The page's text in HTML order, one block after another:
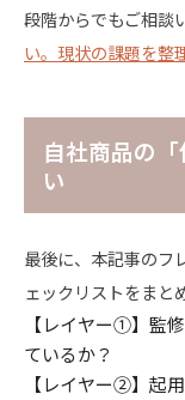
段階からでもご相談
い。現状の課題を整
自社商品の
い
最後に、本記事のフ
ェックリストをまと
【レイヤー①】監
ているか？
【レイヤー②】起